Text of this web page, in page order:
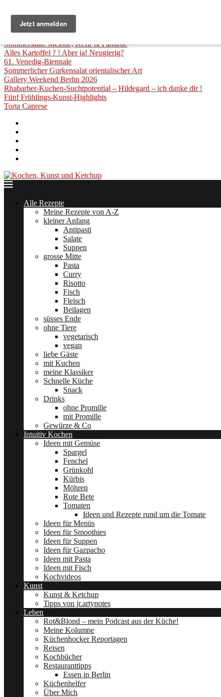
Lust auf relaxten Mallorca Beach House Urlaub?
Auf zur Manifesta im Ruhrgebiet
Collaterale der 61. Venedig Biennale
Sommersalat: Melone, Kefir & Fantasie
Alles Kartoffel ? ! Aber ja! Neugierig?
61. Venedig-Biennale
Sommerlicher Gurkensalat orientalischer Art
Gallery Weekend Berlin 2026
Rhabarber-Kuchen-Suchtpotential – Hildegard – ich danke dir !
Fünf Frühlings-Kunst-Highlights
Torta Caprese
Alle Rezepte
Meine Rezepte von A-Z
kleiner Anfang
Antipasti
Salate
Suppen
grosse Mitte
Pasta
Curry
Risotto
Fisch
Fleisch
Beilagen
süsses Ende
ohne Tiere
vegetarisch
vegan
liebe Gäste
mit Kuchen
meine Klassiker
Schnelle Küche
Snack
Drinks
ohne Promille
mit Promille
Gewürze & Co
Intuitiv Kochen
Ideen mit Gemüse
Spargel
Fenchel
Grünkohl
Kürbis
Möhren
Rote Bete
Tomaten
Ideen und Rezepte rund um die Tomate
Ideen für Menüs
Ideen für Smoothies
Ideen für Suppen
Ideen für Gazpacho
Ideen mit Pasta
Ideen mit Fisch
Kochvideos
Kunst
Kunst & Ketchup
Tipps von jr.artynotes
Leben
Rot&Blond – mein Podcast aus der Küche!
Meine Kolumne
Küchenhocker Reportagen
Reisen
Kochbücher
Restauranttipps
Essen in Berlin
Küchenhelfer
Über Mich